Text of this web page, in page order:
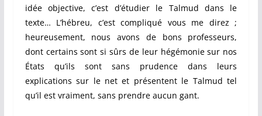
idée objective, c’est d’étudier le Talmud dans le
texte… L’hébreu, c’est compliqué vous me direz ;
heureusement, nous avons de bons professeurs,
dont certains sont si sûrs de leur hégémonie sur nos
États qu’ils sont sans prudence dans leurs
explications sur le net et présentent le Talmud tel
qu’il est vraiment, sans prendre aucun gant.